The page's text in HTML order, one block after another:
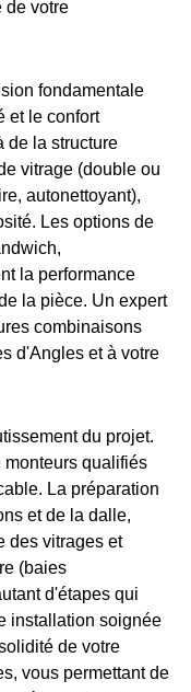
de votre
fondamentale
et le confort
de la structure
vitrage (double ou
autonettoyant),
Les options de
la performance
la pièce. Un expert
combinaisons
d'Angles et à votre
du projet.
monteurs qualifiés
La préparation
et de la dalle,
des vitrages et
(baies
d'étapes qui
installation soignée
de votre
vous permettant de